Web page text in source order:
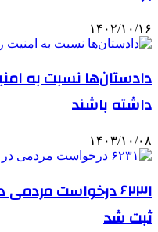
۱۴۰۲/۱۰/۱۶
دادستان‌ها نسبت به
داشته باشند
۱۴۰۳/۱۰/۰۸
۶۲۳۱ درخواست
ثبت شد